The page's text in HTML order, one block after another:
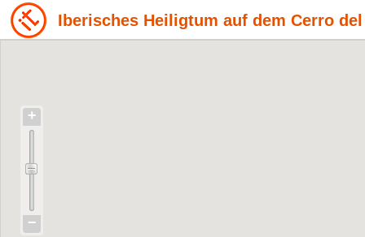
Iberisches Heiligtum auf dem Cerro
+
−